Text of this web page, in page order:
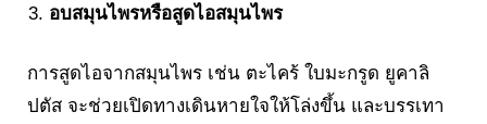
อบสมุนไพรหรือสูดไอสมุนไพร
การสูดไอจากสมุนไพร เช่น ตะไคร้ ใบมะกรูด ยูคาลิ
ปตัส จะช่วยเปิดทางเดินหายใจให้โล่งขึ้น และบรรเทา